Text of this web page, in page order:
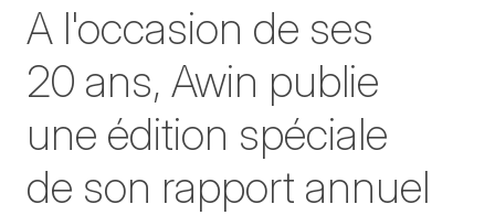
A l'occasion de ses
20 ans, Awin publie
une édition spéciale
de son rapport annuel